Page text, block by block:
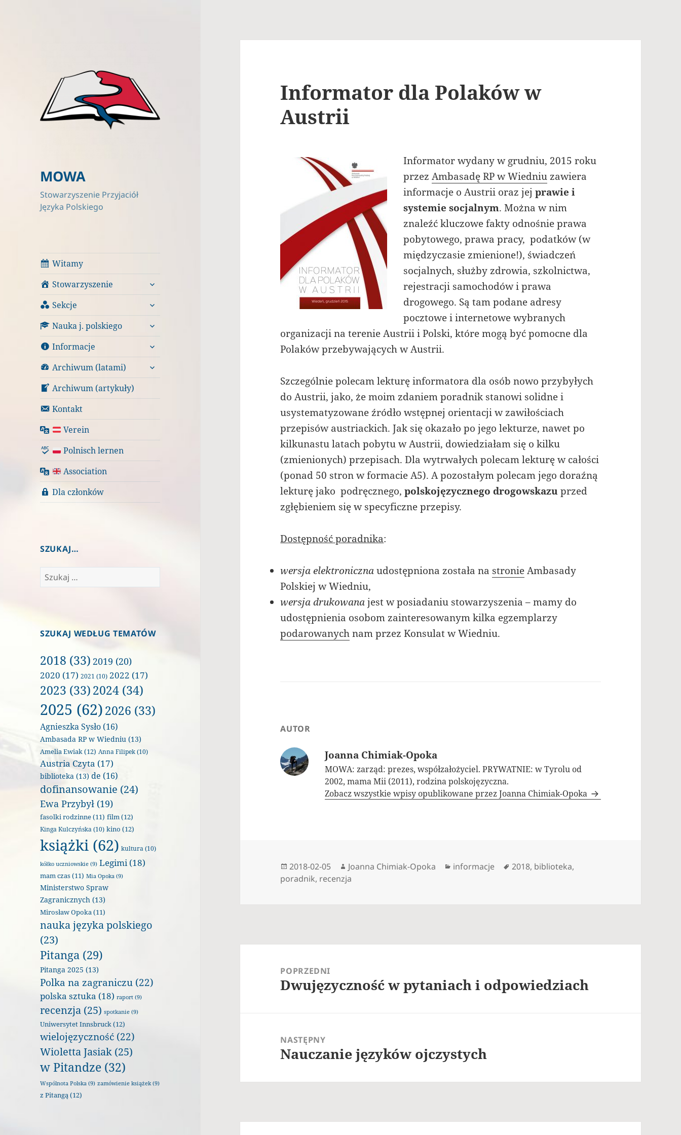
MOWA
Stowarzyszenie Przyjaciół
Języka Polskiego
Witamy
Stowarzyszenie
rozwiń
menu
potomne
Sekcje
rozwiń
menu
potomne
Nauka j. polskiego
rozwiń
menu
potomne
Informacje
rozwiń
menu
potomne
Archiwum (latami)
rozwiń
menu
Archiwum (artykuły)
Kontakt
Verein
Polnisch lernen
Association
Dla członków
SZUKAJ…
Szukaj:
SZUKAJ WEDŁUG TEMATÓW
2018 (33) 2019 (20)
2020 (17) 2021 (10) 2022 (17)
2023 (33)2024 (34)
2025 (62)2026 (33)
Agnieszka Sysło (16)
Ambasada RP w Wiedniu (13)
Amelia Ewiak(12) Anna Filipek (10)
Austria Czyta (17)
biblioteka (13) de (16)
dofinansowanie (24)
Ewa Przybył (19)
fasolki rodzinne(11) film(12)
Kinga Kulczyńska (10) kino (12)
książki (62) kultura (10)
kółko uczniowskie (9) Legimi(18)
mam czas(11) Mia Opoka (9)
Ministerstwo Spraw
Zagranicznych (13)
Mirosław Opoka(11)
nauka języka polskiego
(23)
Pitanga (29)
Pitanga 2025 (13)
Polka na zagraniczu (22)
polska sztuka (18) raport (9)
recenzja (25) spotkanie (9)
Uniwersytet Innsbruck(12)
wielojęzyczność (22)
Wioletta Jasiak (25)
w Pitandze (32)
Wspólnota Polska (9) zamówienie książek(9)
z Pitangą(12)
Informator dla Polaków w
Austrii
Informator wydany w grudniu, 2015 roku
przezAmbasadę RP w Wiedniuzawiera
informacje o Austrii oraz jejprawie i
systemie socjalnym. Można w nim
znaleźć kluczowe fakty odnośnie prawa
pobytowego, prawa pracy, podatków (w
międzyczasie zmienione!), świadczeń
socjalnych, służby zdrowia, szkolnictwa,
rejestracji samochodów i prawa
drogowego. Są tam podane adresy
pocztowe i internetowe wybranych
organizacji na terenie Austrii i Polski, które mogą być pomocne dla
Polaków przebywających w Austrii.
Szczególnie polecam lekturę informatora dla osób nowo przybyłych
do Austrii, jako, że moim zdaniem poradnik stanowi solidne i
usystematyzowane źródło wstępnej orientacji w zawiłościach
przepisów austriackich. Jak się okazało po jego lekturze, nawet po
kilkunastu latach pobytu w Austrii, dowiedziałam się o kilku
(zmienionych) przepisach. Dla wytrwałych polecam lekturę w całości
(ponad 50 stron w formacie A5). A pozostałym polecam jego doraźną
lekturę jako podręcznego,polskojęzycznego drogowskazuprzed
zgłębieniem się w specyficzne przepisy.
Dostępność poradnika:
wersja elektronicznaudostępniona została na stronieAmbasady
Polskiej w Wiedniu,
wersja drukowanajest w posiadaniu stowarzyszenia – mamy do
udostępnienia osobom zainteresowanym kilka egzemplarzy
podarowanychnam przez Konsulat w Wiedniu.
AUTOR
Joanna Chimiak-Opoka
MOWA: zarząd: prezes, współzałożyciel. PRYWATNIE: w Tyrolu od
2002, mama Mii (2011), rodzina polskojęzyczna.
Zobacz wszystkie wpisy opublikowane przez Joanna Chimiak-Opoka
Data
publikacji
2018-02-05 Autor
Joanna Chimiak-Opoka Kategorie
informacje Tagi
2018, biblioteka,
poradnik, recenzja
POPRZEDNI
Poprzedni
Dwujęzyczność w pytaniach i odpowiedziach
NASTĘPNY
Następny
Nauczanie języków ojczystych